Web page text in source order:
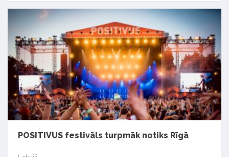
POSITIVUS festivāls turpmāk notiks Rīgā